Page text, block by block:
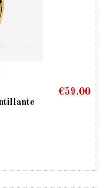
€59.00